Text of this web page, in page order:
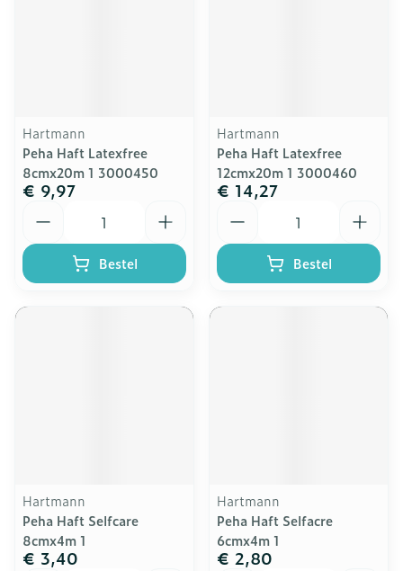
Hartmann
Peha Haft Latexfree
8cmx20m 1 3000450
€ 9,97
Bestel
Hartmann
Peha Haft Latexfree
12cmx20m 1 3000460
€ 14,27
Bestel
Hartmann
Peha Haft Selfcare
8cmx4m 1
€ 3,40
Hartmann
Peha Haft Selfacre
6cmx4m 1
€ 2,80